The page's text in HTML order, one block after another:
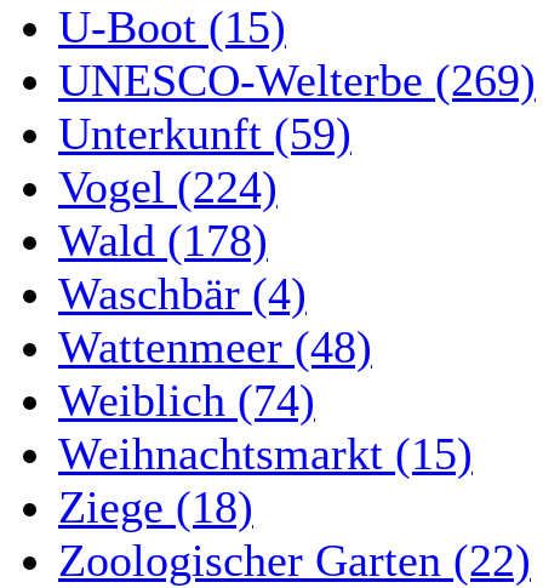
U-Boot (15)
UNESCO-Welterbe (269)
Unterkunft (59)
Vogel (224)
Wald (178)
Waschbär (4)
Wattenmeer (48)
Weiblich (74)
Weihnachtsmarkt (15)
Ziege (18)
Zoologischer Garten (22)